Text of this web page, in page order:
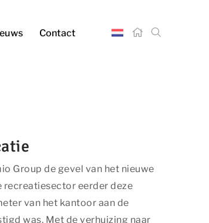
Contact
Group de gevel van het nieuwe
recreatiesector eerder deze
van het kantoor aan de
was. Met de verhuizing naar